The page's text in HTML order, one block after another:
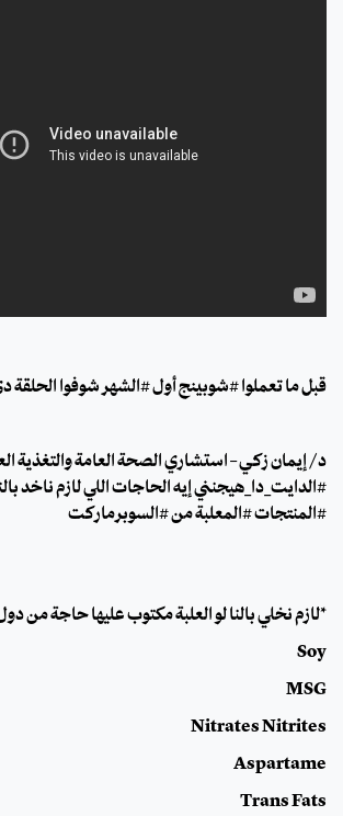
قبل ما تعملوا #شوبينج أول #الشهر شوفوا الحلقة
د/ إيمان زكي – استشاري الصحة العامة والتغذية
#الدايت_دا_هيجنني إيه الحاجات اللي لازم ناخد
#المنتجات #المعلبة من #السوبرماركت
*لازم نخلي بالنا لو العلبة مكتوب عليها حاجة من
Soy
MSG
Nitrates Nitrites
Aspartame
Trans Fats